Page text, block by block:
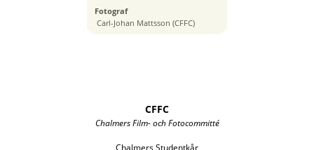
Fotograf
Carl-Johan Mattsson (CFFC)
Brännvidd
35 mm
CFFC
Chalmers Film- och Fotocommitté